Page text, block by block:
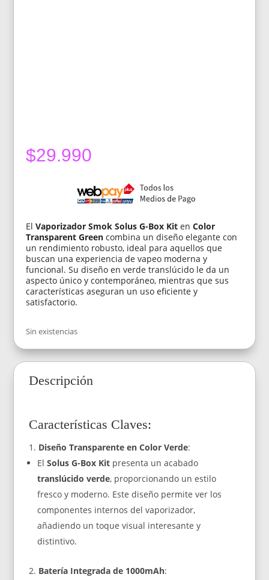
$29.990
ElVaporizador Smok Solus G-Box Kit enColor
Transparent Green combina un diseño elegante con
un rendimiento robusto, ideal para aquellos que
buscan una experiencia de vapeo moderna y
funcional. Su diseño en verde translúcido le da un
aspecto único y contemporáneo, mientras que sus
características aseguran un uso eficiente y
satisfactorio.
Sin existencias
Descripción
Características Claves:
Diseño Transparente en Color Verde:
ElSolus G-Box Kit presenta un acabado
translúcido verde, proporcionando un estilo
fresco y moderno. Este diseño permite ver los
componentes internos del vaporizador,
añadiendo un toque visual interesante y
distintivo.
Batería Integrada de 1000mAh: